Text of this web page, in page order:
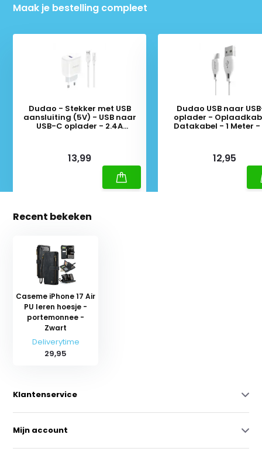
Maak je bestelling compleet
Dudao - Stekker met USB
aansluiting (5V) - USB naar
USB-C oplader - 2.4A
13,99
Dudao USB naar
oplader -
Datakabel - 1 Meter -
12,95
Recent bekeken
Caseme iPhone 17 Air
PU leren hoesje -
portemonnee -
Zwart
Deliverytime
29,95
Klantenservice
Mijn account